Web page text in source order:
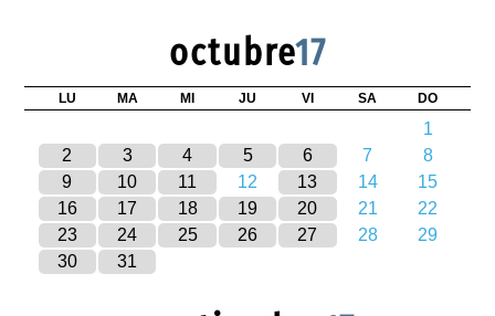
octubre17
LU MA MI JU VI SA DO
1
2
3 4 5 6 7
8
9
10 11 12 13 14
15
16
17 18 19 20 21
22
23
24 25 26 27 28
29
30
31